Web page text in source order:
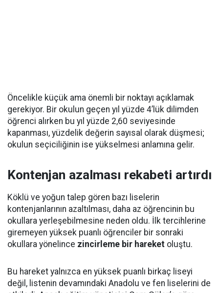
Öncelikle küçük ama önemli bir noktayı açıklamak
gerekiyor. Bir okulun geçen yıl yüzde 4’lük dilimden
öğrenci alırken bu yıl yüzde 2,60 seviyesinde
kapanması, yüzdelik değerin sayısal olarak düşmesi;
okulun seçiciliğinin ise yükselmesi anlamına gelir.
Kontenjan azalması rekabeti artırdı
Köklü ve yoğun talep gören bazı liselerin
kontenjanlarının azaltılması, daha az öğrencinin bu
okullara yerleşebilmesine neden oldu. İlk tercihlerine
giremeyen yüksek puanlı öğrenciler bir sonraki
okullara yönelince zincirleme bir hareket oluştu.
Bu hareket yalnızca en yüksek puanlı birkaç liseyi
değil, listenin devamındaki Anadolu ve fen liselerini de